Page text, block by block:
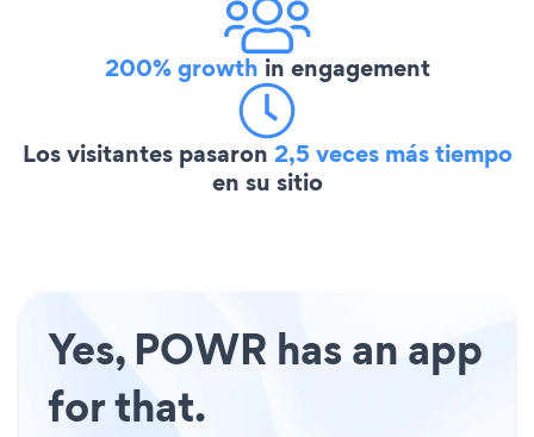
200% growth in engagement
Los visitantes pasaron 2,5 veces más tiempo
en su sitio
Yes, POWR has an app
for that.